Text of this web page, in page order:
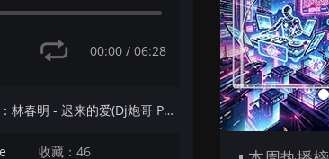
00:00 / 06:28
下一首：林春明 - 迟来的爱(Dj炮哥 ProgHouse Mix国语男)
收藏：46